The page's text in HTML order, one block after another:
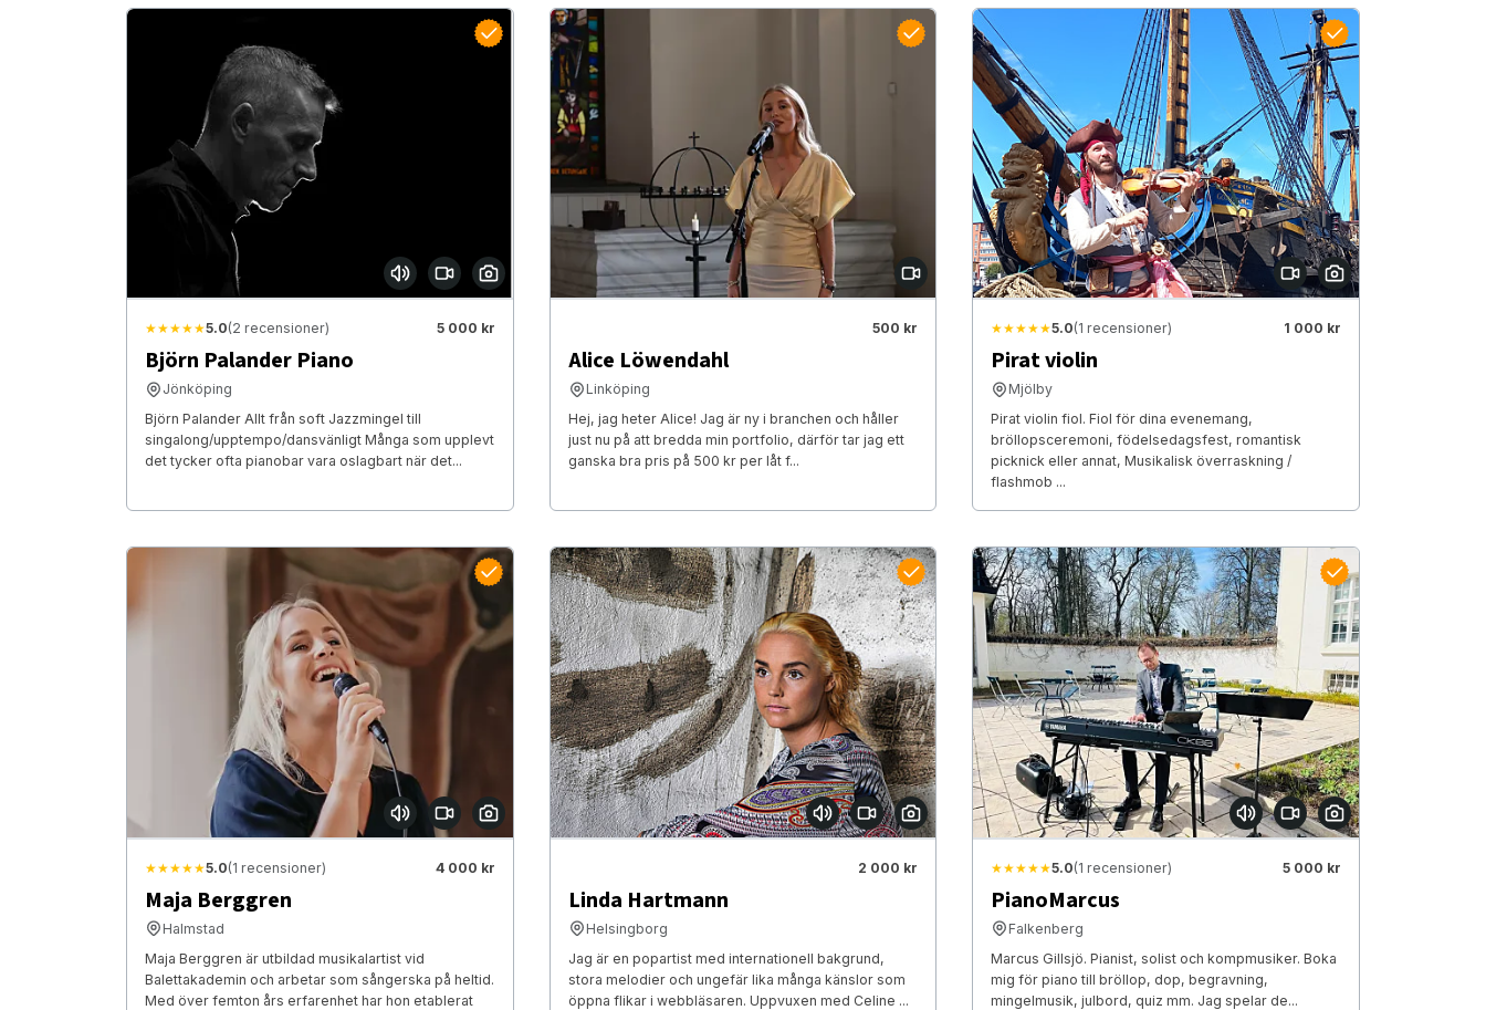
★★★★★5.0(2 recensioner) 5 000 kr
Björn Palander Piano
Jönköping
Björn Palander Allt från soft Jazzmingel till
singalong/upptempo/dansvänligt Många som upplevt
det tycker ofta pianobar vara oslagbart när det...
500 kr
Alice Löwendahl
Linköping
Hej, jag heter Alice! Jag är ny i branchen och håller
just nu på att bredda min portfolio, därför tar jag ett
ganska bra pris på 500 kr per låt f...
★★★★★5.0(1 recensioner) 1 000 kr
Pirat violin
Mjölby
Pirat violin fiol. Fiol för dina evenemang,
bröllopsceremoni, födelsedagsfest, romantisk
picknick eller annat, Musikalisk överraskning /
flashmob ...
★★★★★5.0(1 recensioner) 4 000 kr
Maja Berggren
Halmstad
Maja Berggren är utbildad musikalartist vid
Balettakademin och arbetar som sångerska på heltid.
Med över femton års erfarenhet har hon etablerat
2 000 kr
Linda Hartmann
Helsingborg
Jag är en popartist med internationell bakgrund,
stora melodier och ungefär lika många känslor som
öppna flikar i webbläsaren. Uppvuxen med Celine ...
★★★★★5.0(1 recensioner) 5 000 kr
PianoMarcus
Falkenberg
Marcus Gillsjö. Pianist, solist och kompmusiker. Boka
mig för piano till bröllop, dop, begravning,
mingelmusik, julbord, quiz mm. Jag spelar de...